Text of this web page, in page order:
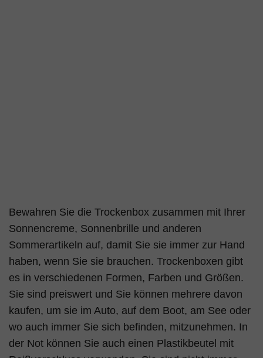
Bewahren Sie die Trockenbox zusammen mit Ihrer
Sonnencreme, Sonnenbrille und anderen
Sommerartikeln auf, damit Sie sie immer zur Hand
haben, wenn Sie sie brauchen. Trockenboxen gibt
es in verschiedenen Formen, Farben und Größen.
Sie sind preiswert und Sie können mehrere davon
kaufen, um sie im Auto, auf dem Boot, am See oder
wo auch immer Sie sich befinden, mitzunehmen. In
der Not können Sie auch einen Plastikbeutel mit